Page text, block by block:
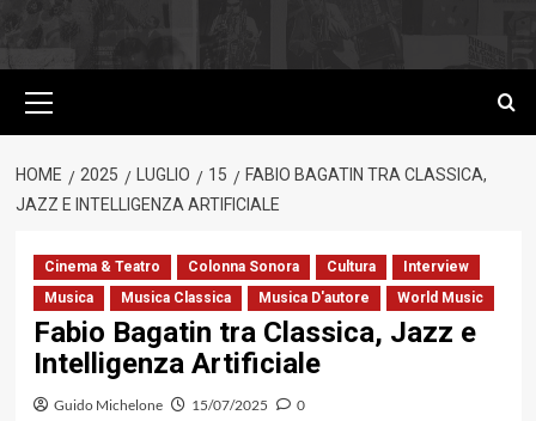
principale
HOME 2025 LUGLIO 15
FABIO BAGATIN TRA CLASSICA,
JAZZ E INTELLIGENZA ARTIFICIALE
Cinema & Teatro Colonna Sonora Cultura
Interview
Musica
Musica Classica Musica D'autore World Music
Fabio Bagatin tra Classica, Jazz e
Intelligenza Artificiale
Guido Michelone 15/07/2025 0